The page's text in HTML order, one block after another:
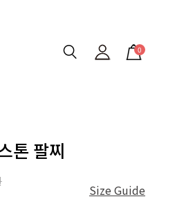
0
톤 팔찌
Size Guide